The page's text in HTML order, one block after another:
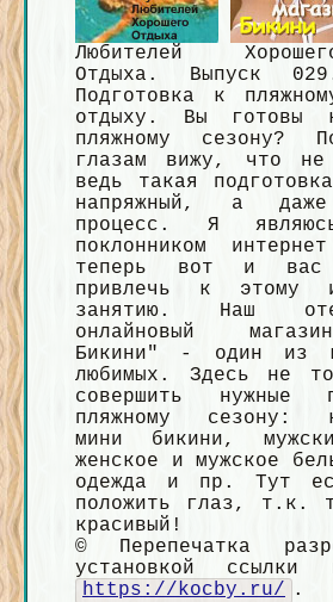
Любителей
Отдыха. Выпуск
Подготовка к
отдыху. Вы готовы
пляжному сезону?
глазам вижу, что
ведь такая
напряжный, а даже
процесс. Я
поклонником
теперь вот и вас
привлечь к этому
занятию. Наш
онлайновый
Бикини" - один из
любимых. Здесь не
совершить нужные
пляжному сезону:
мини бикини,
женское и мужское
одежда и пр. Тут
положить глаз, т.к.
красивый!
© Перепечатка
установкой ссылки
https://kocby.ru/
.